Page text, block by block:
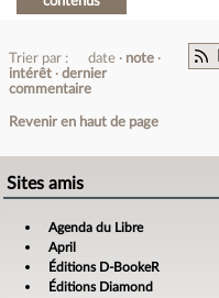
Trier par : date
note
intérêt
dernier
commentaire
Revenir en haut de page
Sites amis
Agenda du Libre
April
Éditions D-BookeR
Éditions Diamond